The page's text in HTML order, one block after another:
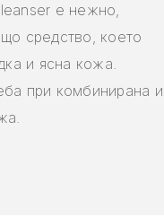
е нежно,
средство, което
и ясна кожа.
при комбинирана и